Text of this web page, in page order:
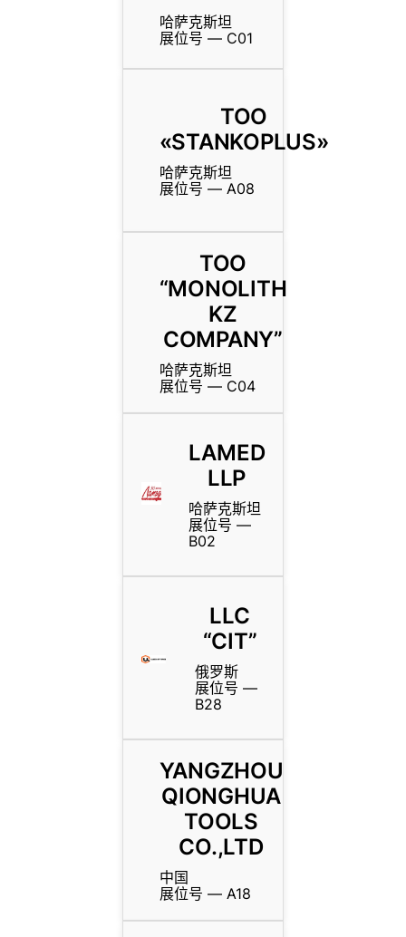
哈萨克斯坦
展位号 — C01
TOO
«STANKOPLUS»
哈萨克斯坦
展位号 — A08
TOO
“MONOLITH
KZ
COMPANY”
哈萨克斯坦
展位号 — C04
LAMED
LLP
哈萨克斯坦
展位号 —
B02
LLC
“CIT”
俄罗斯
展位号 —
B28
YANGZHOU
QIONGHUA
TOOLS
CO.,LTD
中国
展位号 — A18